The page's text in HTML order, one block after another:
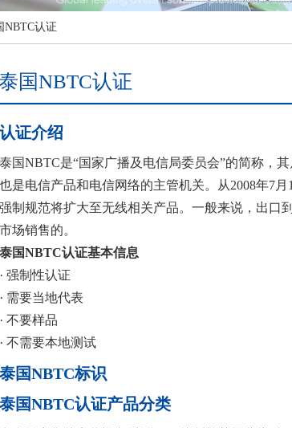
NBTC认证
国NBTC认证
认证介绍
泰国NBTC是“国家广播及电信局委员会”的简称，
也是电信产品和电信网络的主管机关。从2008年7
强制规范将扩大至无线相关产品。一般来说，出口
市场销售的。
泰国NBTC认证基本信息
· 强制性认证
· 需要当地代表
· 不要样品
· 不需要本地测试
泰国NBTC标识
泰国NBTC认证产品分类